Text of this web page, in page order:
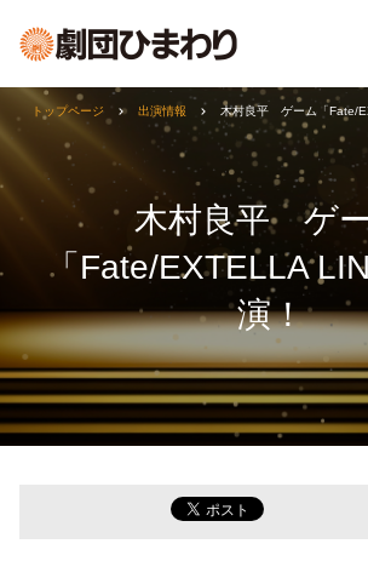
木村良平 ゲ
「Fate/EXTELLA
演！
トップページ 出演情報 木村良平 ゲーム「Fate/